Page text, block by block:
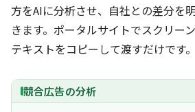
方をAIに分析させ、自社との差分を
きます。ポータルサイトでスクリー
テキストをコピーして渡すだけです。
競合広告の分析